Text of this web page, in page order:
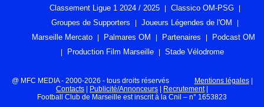
Classement Ligue 1 2024 / 2025
Classico OM-PSG
Groupes de Supporters
Joueurs Légendes de l'OM
Marseille Mercato
Palmares OM Partenaires
Podcast OM
Production Film Marseille
Stade Vélodrome
@ MFC MEDIA - 2000-2026 - tous droits réservés Mentions légales|
Contacts
Publicité/Annonceurs Recrutement|
Football Club de Marseille est inscrit à la Cnil – n° 1653823